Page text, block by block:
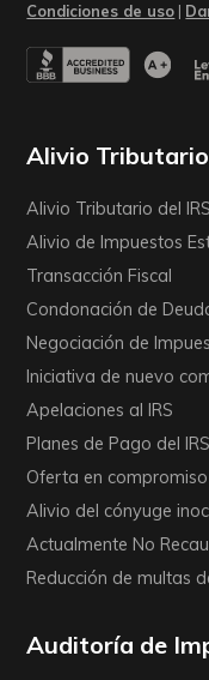
Condiciones de uso |
Alivio Tributario
Alivio Tributario del IRS
Alivio de Impuestos
Transacción Fiscal
Condonación de
Negociación de
Iniciativa de nuevo
Apelaciones al IRS
Planes de Pago del IRS
Oferta en compromiso
Alivio del cónyuge
Actualmente No
Reducción de multas
Auditoría de